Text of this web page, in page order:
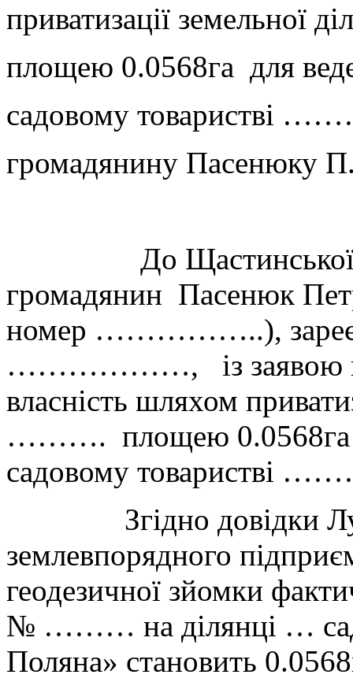
приватизації
площею 0.0568га для
садовому товаристві
громадянину Пасенюку
До Щастинської
громадянин Пасенюк
номер ……………..),
………………, із заявою
власність шляхом
………. площею 0.0568га
садовому товаристві
Згідно довідки
землевпорядного
геодезичної зйомки
№ ……… на ділянці …
Поляна» становить